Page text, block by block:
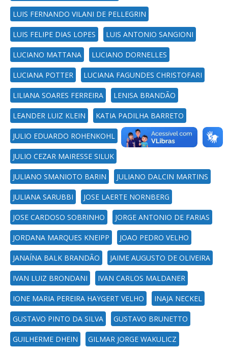
LUIS FERNANDO VILANI DE PELLEGRIN
LUIS FELIPE DIAS LOPES LUIS ANTONIO SANGIONI
LUCIANO MATTANA LUCIANO DORNELLES
LUCIANA POTTER LUCIANA FAGUNDES CHRISTOFARI
LILIANA SOARES FERREIRA LENISA BRANDÃO
LEANDER LUIZ KLEIN KATIA PADILHA BARRETO
JULIO EDUARDO ROHENKOHL
JULIO CEZAR MAIRESSE SILUK
JULIANO SMANIOTO BARIN JULIANO DALCIN MARTINS
JULIANA SARUBBI JOSE LAERTE NORNBERG
JOSE CARDOSO SOBRINHO JORGE ANTONIO DE FARIAS
JORDANA MARQUES KNEIPP JOAO PEDRO VELHO
JANAÍNA BALK BRANDÃO JAIME AUGUSTO DE OLIVEIRA
IVAN LUIZ BRONDANI IVAN CARLOS MALDANER
IONE MARIA PEREIRA HAYGERT VELHO INAJA NECKEL
GUSTAVO PINTO DA SILVA GUSTAVO BRUNETTO
GUILHERME DHEIN GILMAR JORGE WAKULICZ